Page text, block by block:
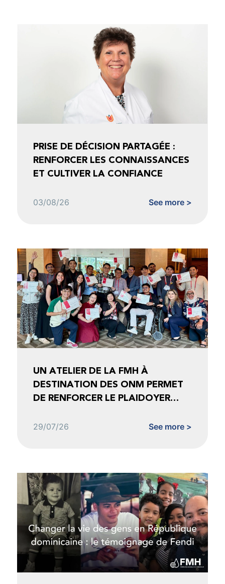
PRISE DE DÉCISION PARTAGÉE :
RENFORCER LES CONNAISSANCES
ET CULTIVER LA CONFIANCE
03/08/26 See more >
UN ATELIER DE LA FMH À
DESTINATION DES ONM PERMET
DE RENFORCER LE PLAIDOYER
29/07/26 See more >